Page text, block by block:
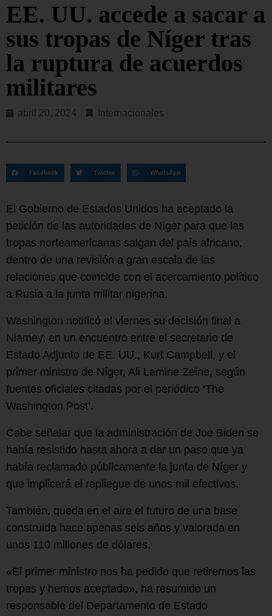
EE. UU. accede a sacar a
sus tropas de Níger tras
la ruptura de acuerdos
militares
abril 20, 2024 Internacionales
Facebook Twitter WhatsApp
El Gobierno de Estados Unidos ha aceptado la
petición de las autoridades de Níger para que las
tropas norteamericanas salgan del país africano,
dentro de una revisión a gran escala de las
relaciones que coincide con el acercamiento político
a Rusia a la junta militar nigerina.
Washington notificó el viernes su decisión final a
Niamey, en un encuentro entre el secretario de
Estado Adjunto de EE. UU., Kurt Campbell, y el
primer ministro de Níger, Ali Lamine Zeine, según
fuentes oficiales citadas por el periódico ‘The
Washington Post’.
Cabe señalar que la administración de Joe Biden se
había resistido hasta ahora a dar un paso que ya
había reclamado públicamente la junta de Níger y
que implicará el repliegue de unos mil efectivos.
También, queda en el aire el futuro de una base
construida hace apenas seis años y valorada en
unos 110 millones de dólares.
«El primer ministro nos ha pedido que retiremos las
tropas y hemos aceptado», ha resumido un
responsable del Departamento de Estado